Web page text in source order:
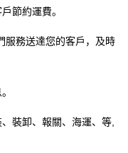
節約運費。
務送達您的客戶，及時
裝卸、報關、海運、等,